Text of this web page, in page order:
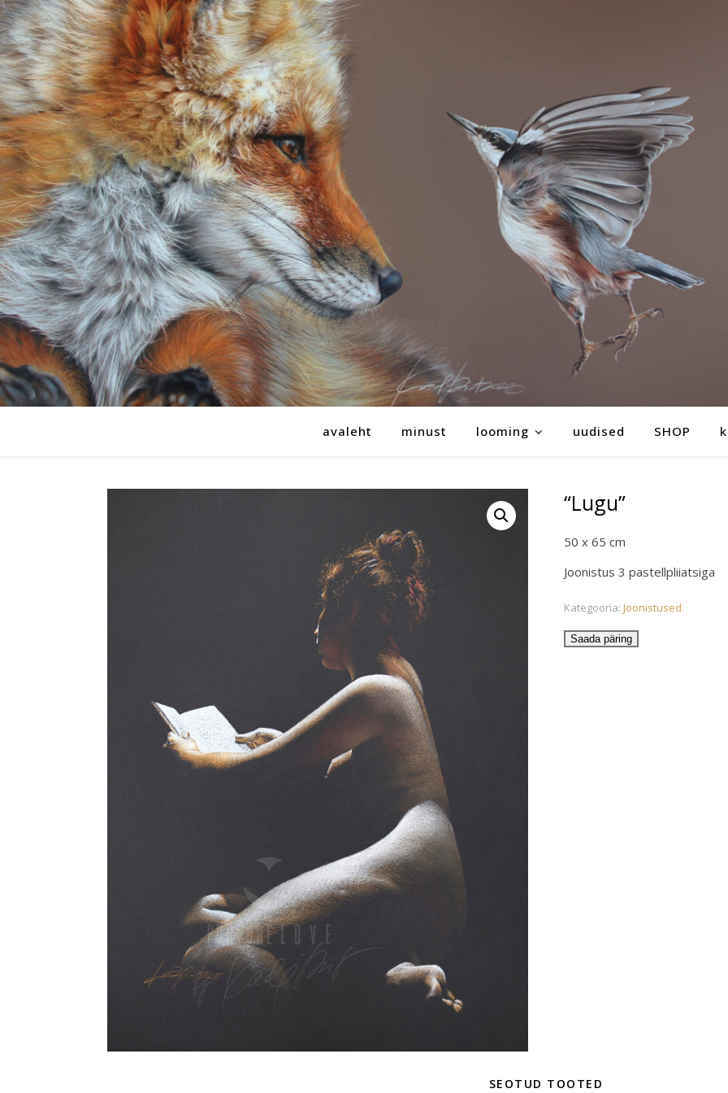
avaleht minust looming uudised SHOP
“Lugu”
50 x 65 cm
Joonistus 3 pastellpliiatsiga
Kategooria: Joonistused
Saada päring
SEOTUD TOOTED